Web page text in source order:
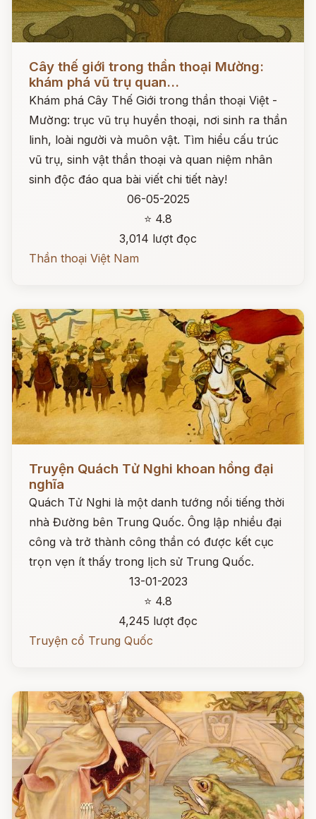
Cây thế giới trong thần thoại Mường:
khám phá vũ trụ quan...
Khám phá Cây Thế Giới trong thần thoại Việt -
Mường: trục vũ trụ huyền thoại, nơi sinh ra thần
linh, loài người và muôn vật. Tìm hiểu cấu trúc
vũ trụ, sinh vật thần thoại và quan niệm nhân
sinh độc đáo qua bài viết chi tiết này!
06-05-2025
⭐ 4.8
3,014 lượt đọc
Thần thoại Việt Nam
Truyện Quách Tử Nghi khoan hồng đại
nghĩa
Quách Tử Nghi là một danh tướng nổi tiếng thời
nhà Đường bên Trung Quốc. Ông lập nhiều đại
công và trở thành công thần có được kết cục
trọn vẹn ít thấy trong lịch sử Trung Quốc.
13-01-2023
⭐ 4.8
4,245 lượt đọc
Truyện cổ Trung Quốc